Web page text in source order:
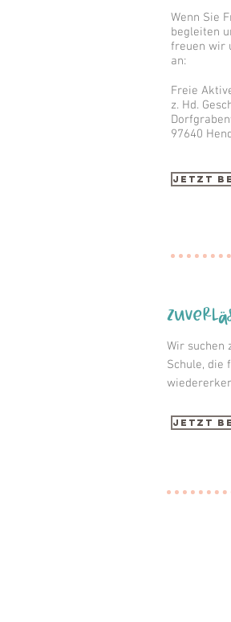
Wenn Sie
begleiten
freuen wir
an:
Freie
z. Hd.
97640
Jetzt
Wir suchen
Schule, die
Jetzt